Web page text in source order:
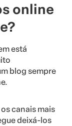
online
está
blog sempre
canais mais
deixá-los